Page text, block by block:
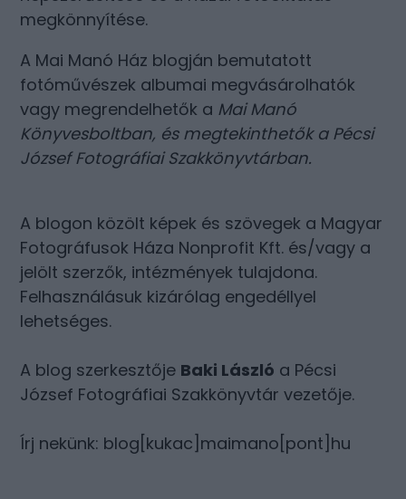
megkönnyítése.
A Mai Manó Ház blogján bemutatott
fotóművészek albumai megvásárolhatók
vagy megrendelhetők a Mai Manó
Könyvesboltban, és megtekinthetők a Pécsi
József Fotográfiai Szakkönyvtárban.
A blogon közölt képek és szövegek a Magyar
Fotográfusok Háza Nonprofit Kft. és/vagy a
jelölt szerzők, intézmények tulajdona.
Felhasználásuk kizárólag engedéllyel
lehetséges.
A blog szerkesztője Baki László a Pécsi
József Fotográfiai Szakkönyvtár vezetője.
Írj nekünk: blog[kukac]maimano[pont]hu